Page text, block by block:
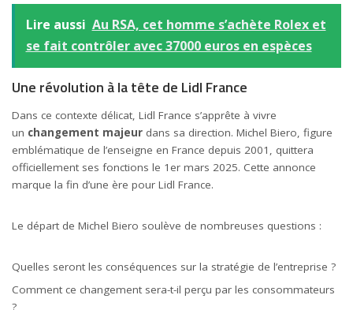
Lire aussi Au RSA, cet homme s’achète Rolex et
se fait contrôler avec 37000 euros en espèces
Une révolution à la tête de Lidl France
Dans ce contexte délicat, Lidl France s’apprête à vivre
un changement majeur dans sa direction. Michel Biero, figure
emblématique de l’enseigne en France depuis 2001, quittera
officiellement ses fonctions le 1er mars 2025. Cette annonce
marque la fin d’une ère pour Lidl France.
Le départ de Michel Biero soulève de nombreuses questions :
Quelles seront les conséquences sur la stratégie de l’entreprise ?
Comment ce changement sera-t-il perçu par les consommateurs
?